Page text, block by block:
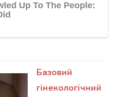
Базовий
гінекологічний